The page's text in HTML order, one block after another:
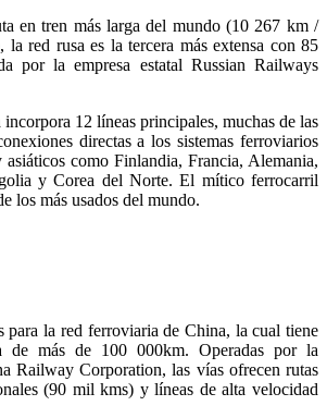
en tren más larga del mundo (10 267 km /
red rusa es la tercera más extensa con 85
por la empresa estatal Russian Railways
12 líneas principales, muchas de las
directas a los sistemas ferroviarios
asiáticos como Finlandia, Francia, Alemania,
y Corea del Norte. El mítico ferrocarril
los más usados del mundo.
para la red ferroviaria de China, la cual tiene
de más de 100 000km. Operadas por la
Railway Corporation, las vías ofrecen rutas
(90 mil kms) y líneas de alta velocidad